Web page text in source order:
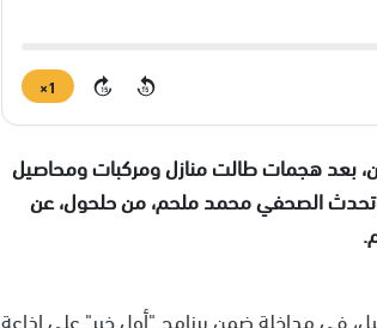
15
15
1×
بعد هجمات طالت منازل ومركبات ومحاصيل
وتحدث الصحفي محمد ملحم، من حلحول، عن
في مداخلة ضمن برنامج "أول خبر" على إذاعة